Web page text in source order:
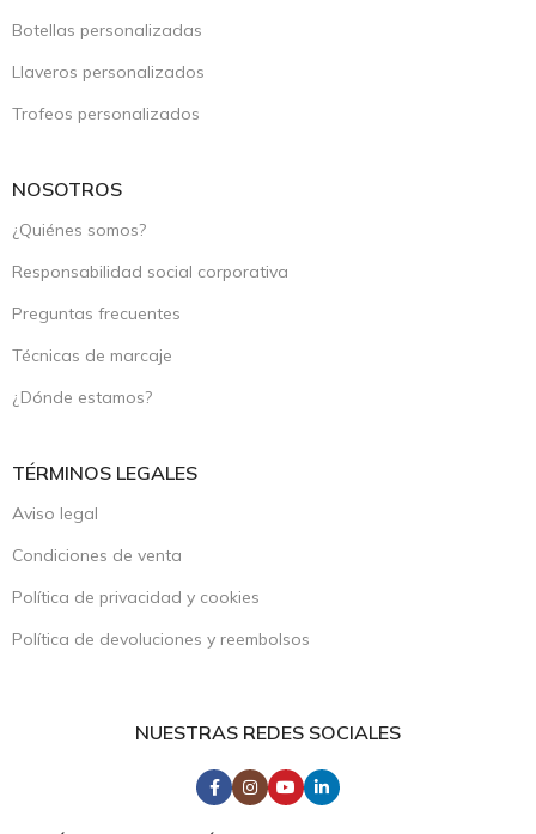
Botellas personalizadas
Llaveros personalizados
Trofeos personalizados
NOSOTROS
¿Quiénes somos?
Responsabilidad social corporativa
Preguntas frecuentes
Técnicas de marcaje
¿Dónde estamos?
TÉRMINOS LEGALES
Aviso legal
Condiciones de venta
Política de privacidad y cookies
Política de devoluciones y reembolsos
NUESTRAS REDES SOCIALES